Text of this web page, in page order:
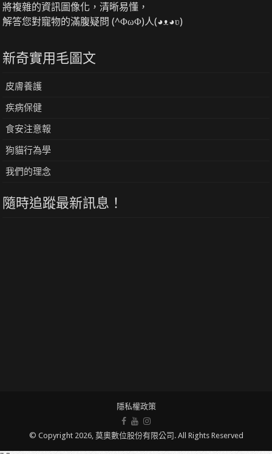
將複雜的資訊圖像化，清晰易懂，
解答您對寵物的滿腹疑問 (^ΦωΦ)人(◕ᴥ◕ʋ)
新奇實用毛圖文
皮膚養護
疾病保健
食安注意報
狗貓行為學
我們的理念
隨時追蹤最新訊息！
隱私權政策
© Copyright 2026, 莫奧數位股份有限公司. All Rights Reserved